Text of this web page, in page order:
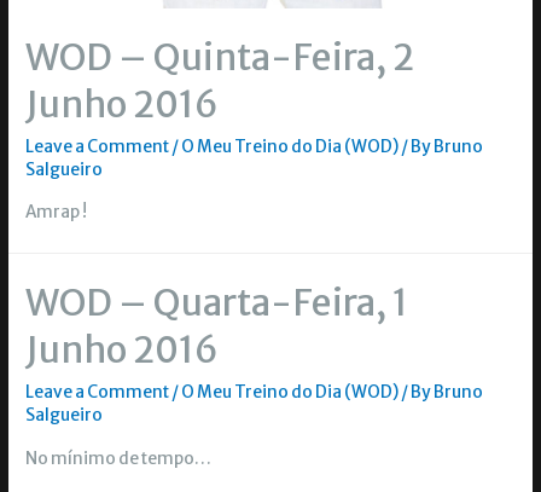
WOD – Quinta-Feira, 2
Junho 2016
Leave a Comment/O Meu Treino do Dia (WOD)/ By Bruno
Salgueiro
Amrap !
WOD – Quarta-Feira, 1
Junho 2016
Leave a Comment/O Meu Treino do Dia (WOD)/ By Bruno
Salgueiro
No mínimo de tempo…